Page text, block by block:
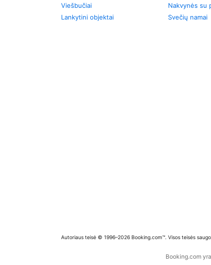
Viešbučiai
Lankytini objektai
Nakvynės su
Svečių namai
Autoriaus teisė © 1996–2026 Booking.com™. Visos teisės
Booking.com